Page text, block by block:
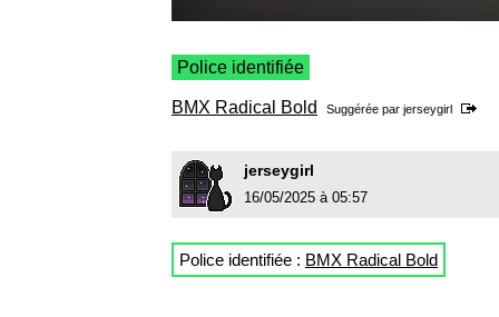
Police identifiée
BMX Radical Bold Suggérée par jerseygirl
jerseygirl
16/05/2025 à 05:57
Police identifiée : BMX Radical Bold